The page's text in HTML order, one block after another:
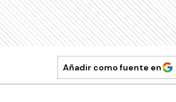
Añadir como fuente en